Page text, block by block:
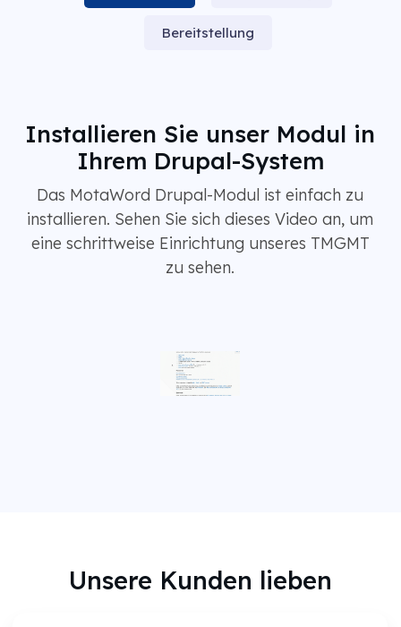
Bereitstellung
Installieren Sie unser Modul in
Ihrem Drupal-System
Das MotaWord Drupal-Modul ist einfach zu
installieren. Sehen Sie sich dieses Video an, um
eine schrittweise Einrichtung unseres TMGMT
zu sehen.
Unsere Kunden lieben